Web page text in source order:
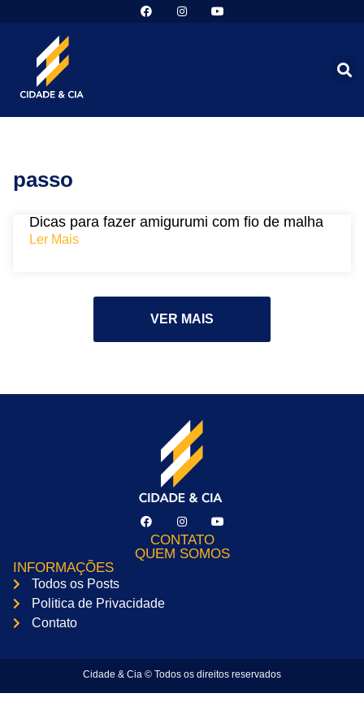
passo
Cidade & Cia
Dicas para fazer amigurumi com fio de malha
Ler Mais
VER MAIS
CONTATO
QUEM SOMOS
INFORMAÇÕES
Todos os Posts
Politica de Privacidade
Contato
Cidade & Cia © Todos os direitos reservados